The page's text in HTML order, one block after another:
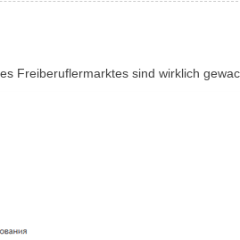
Freiberuflermarktes sind wirklich